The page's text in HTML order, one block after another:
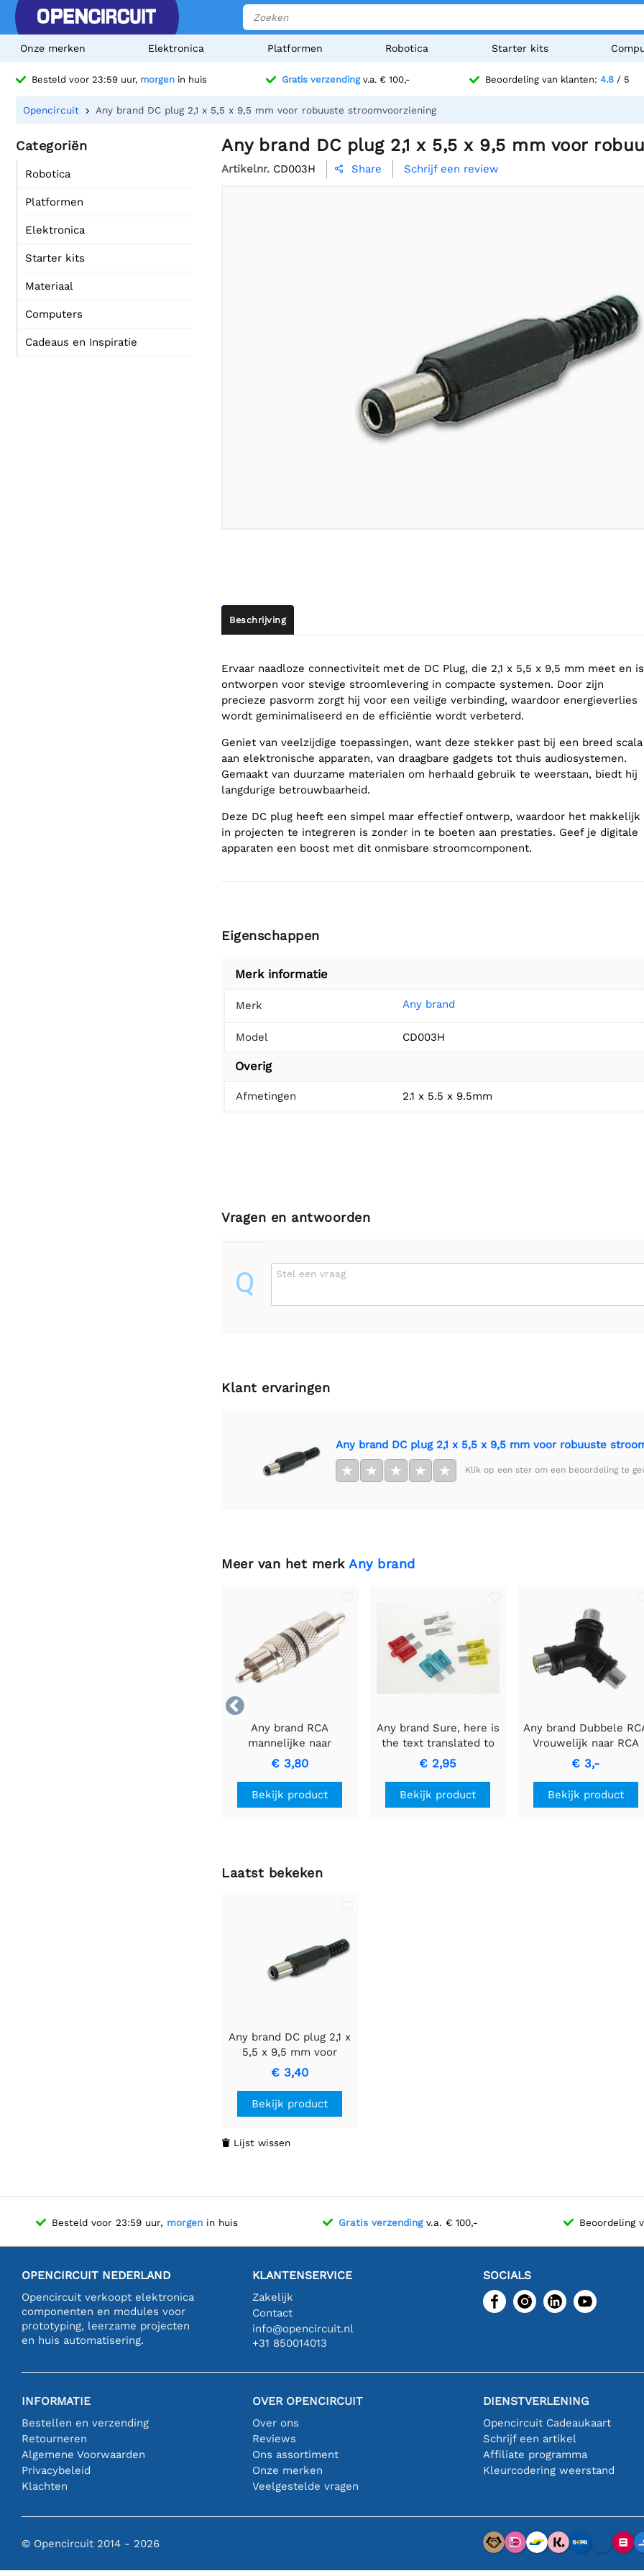
Onze merken Elektronica Platformen Robotica Starter kits
Besteld voor 23:59 uur, morgen in huis Gratis verzendingv.a. € 100,- Beoordeling van klanten: 4.8/ 5
Opencircuit Any brand DC plug 2,1 x 5,5 x 9,5 mm voor robuuste stroomvoorziening
Categoriën
Robotica
Platformen
Elektronica
Starter kits
Materiaal
Computers
Cadeaus en Inspiratie
Any brand DC plug 2,1 x 5,5 x 9,5 mm voor
Artikelnr. CD003H  Share Schrijf een review
Beschrijving
Ervaar naadloze connectiviteit met de DC Plug, die 2,1 x 5,5 x 9,5 mm meet en is
ontworpen voor stevige stroomlevering in compacte systemen. Door zijn
precieze pasvorm zorgt hij voor een veilige verbinding, waardoor energieverlies
wordt geminimaliseerd en de efficiëntie wordt verbeterd.
Geniet van veelzijdige toepassingen, want deze stekker past bij een breed scala
aan elektronische apparaten, van draagbare gadgets tot thuis audiosystemen.
Gemaakt van duurzame materialen om herhaald gebruik te weerstaan, biedt hij
langdurige betrouwbaarheid.
Deze DC plug heeft een simpel maar effectief ontwerp, waardoor het makkelijk
in projecten te integreren is zonder in te boeten aan prestaties. Geef je digitale
apparaten een boost met dit onmisbare stroomcomponent.
Eigenschappen
Merk informatie
Merk Any brand
Model CD003H
Overig
Afmetingen 2.1 x 5.5 x 9.5mm
Vragen en antwoorden
Q Stel een vraag
Klant ervaringen
Any brand DC plug 2,1 x 5,5 x 9,5 mm voor robuuste
★ ★ ★ ★ ★ Klik op een ster om een beoordeling te
Meer van het merk Any brand

Any brand RCA
mannelijke naar
mannelijke kabel met
zwarte ring voor
hoogwaardige
signaaloverdracht
€ 3,80
Bekijk product
Any brand Sure, here is
the text translated to
Dutch while keeping it
informal:
AUTOZEKERING MET
CONTROLELAMPJE -
€ 2,95
Bekijk product
Any brand Dubbele
Vrouwelijk naar RCA
Vrouwelijk Adapter
€ 3,-
Bekijk product
Laatst bekeken
Any brand DC plug 2,1 x
5,5 x 9,5 mm voor
robuuste
stroomvoorziening
€ 3,40
Bekijk product
 Lijst wissen
Besteld voor 23:59 uur, morgen in huis Gratis verzendingv.a. € 100,- Beoordeling
OPENCIRCUIT NEDERLAND
Opencircuit verkoopt elektronica
componenten en modules voor
prototyping, leerzame projecten
en huis automatisering.
KLANTENSERVICE
Zakelijk
Contact
info@opencircuit.nl
+31 850014013
SOCIALS
INFORMATIE
Bestellen en verzending
Retourneren
Algemene Voorwaarden
Privacybeleid
Klachten
OVER OPENCIRCUIT
Over ons
Reviews
Ons assortiment
Onze merken
Veelgestelde vragen
DIENSTVERLENING
Opencircuit Cadeaukaart
Schrijf een artikel
Affiliate programma
Kleurcodering weerstand
© Opencircuit 2014 - 2026